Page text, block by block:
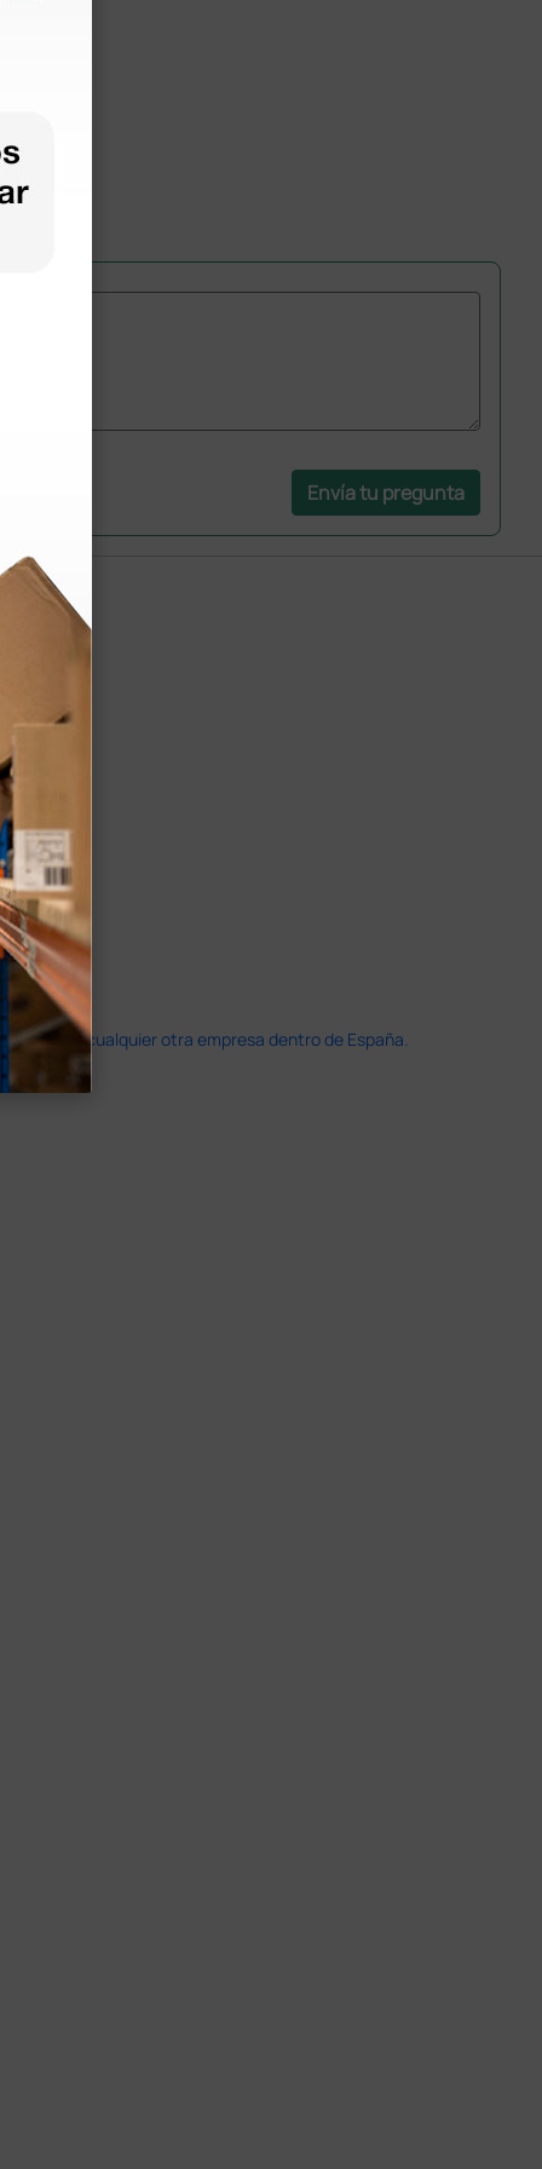
Envía tu pregunta
que en cualquier otra empresa dentro de España.